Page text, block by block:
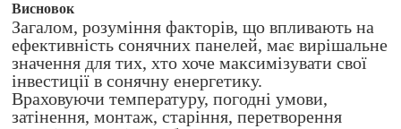
Висновок
Загалом, розуміння факторів, що впливають на
ефективність сонячних панелей, має вирішальне
значення для тих, хто хоче максимізувати свої
інвестиції в сонячну енергетику.
Враховуючи температуру, погодні умови,
затінення, монтаж, старіння, перетворення